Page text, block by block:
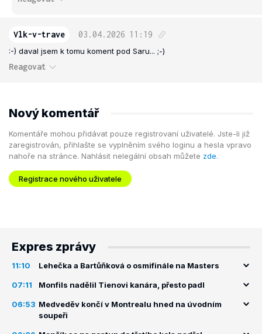
Vlk-v-trave 03.04.2026 11:19
:-) daval jsem k tomu koment pod Saru... ;-)
Reagovat
Nový komentář
Komentáře mohou přidávat pouze registrovaní uživatelé. Jste-li již
zaregistrován, přihlašte se vyplněním svého loginu a hesla vpravo
nahoře na stránce. Nahlásit nelegální obsah můžete zde.
Registrace nového uživatele
Expres zprávy
11:10 Lehečka a Bartůňková o osmifinále na Masters
07:11 Monfils nadělil Tienovi kanára, přesto padl
06:53 Medveděv končí v Montrealu hned na úvodním
soupeři